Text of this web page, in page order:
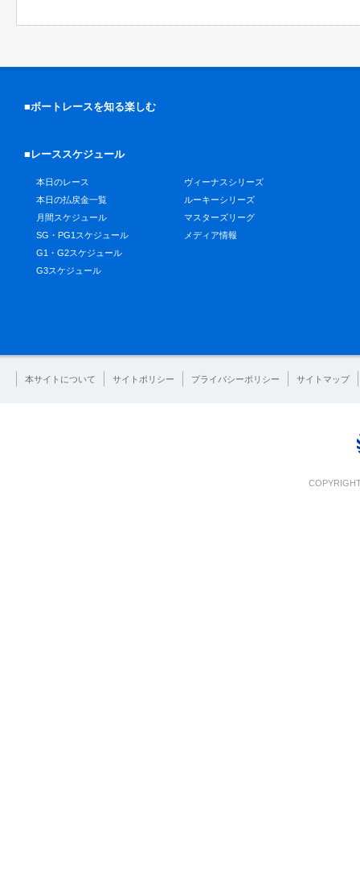
■ボートレースを知る楽しむ
■レーススケジュール
本日のレース
本日の払戻金一覧
月間スケジュール
SG・PG1スケジュール
G1・G2スケジュール
G3スケジュール
ヴィーナスシリーズ
ルーキーシリーズ
マスターズリーグ
メディア情報
本サイトについて サイトポリシー プライバシーポリシー サイトマップ